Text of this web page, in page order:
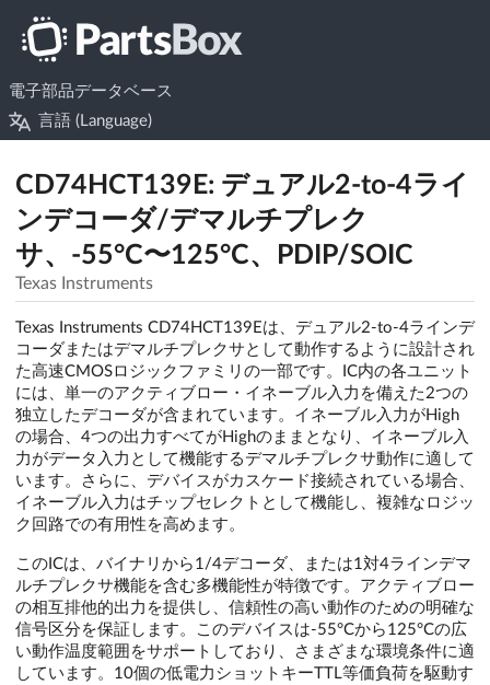
電子部品データベース
言語 (Language)
CD74HCT139E: デュアル2-to-4ライ
ンデコーダ/デマルチプレク
サ、-55°C〜125°C、PDIP/SOIC
Texas Instruments
Texas Instruments CD74HCT139Eは、デュアル2-to-4ラインデ
コーダまたはデマルチプレクサとして動作するように設計され
た高速CMOSロジックファミリの一部です。IC内の各ユニット
には、単一のアクティブロー・イネーブル入力を備えた2つの
独立したデコーダが含まれています。イネーブル入力がHigh
の場合、4つの出力すべてがHighのままとなり、イネーブル入
力がデータ入力として機能するデマルチプレクサ動作に適して
います。さらに、デバイスがカスケード接続されている場合、
イネーブル入力はチップセレクトとして機能し、複雑なロジッ
ク回路での有用性を高めます。
このICは、バイナリから1/4デコーダ、または1対4ラインデマ
ルチプレクサ機能を含む多機能性が特徴です。アクティブロー
の相互排他的出力を提供し、信頼性の高い動作のための明確な
信号区分を保証します。このデバイスは-55°Cから125°Cの広
い動作温度範囲をサポートしており、さまざまな環境条件に適
しています。10個の低電力ショットキーTTL等価負荷を駆動す